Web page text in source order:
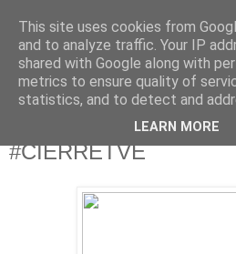
625 RANAS
LA TELEVISIÓN DESDE EL
#CIERRETVE
This site uses cookies from
and to analyze traffic. Your IP
shared with Google along with
metrics to ensure quality of
statistics, and to detect and
LEARN MORE